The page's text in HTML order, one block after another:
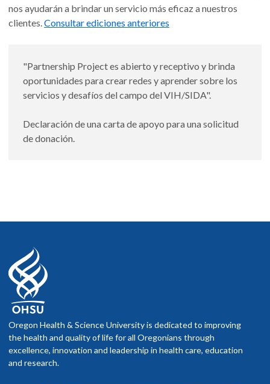
nos ayudarán a brindar un servicio más eficaz a nuestros
clientes.Consultar ediciones anteriores
"Partnership Project es abierto y receptivo y brinda
oportunidades para crear redes y aprender sobre los
servicios y desafíos del campo del VIH/SIDA".
Declaración de una carta de apoyo para una solicitud
de donación.
Oregon Health & Science University is dedicated to improving
the health and quality of life for all Oregonians through
excellence, innovation and leadership in health care, education
and research.